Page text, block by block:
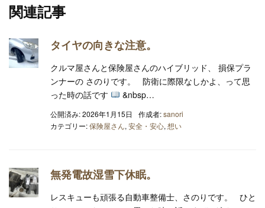
関連記事
タイヤの向きな注意。
クルマ屋さんと保険屋さんのハイブリッド、 損保プラ
ンナーの さのりです。 防衛に際限なしかよ、って思
った時の話です
&nbsp…
公開済み: 2026年1月15日 作成者:sanori
カテゴリー:保険屋さん, 安全・安心, 想い
無発電故湿雪下休眠。
レスキューも頑張る自動車整備士、さのりです。 ひと